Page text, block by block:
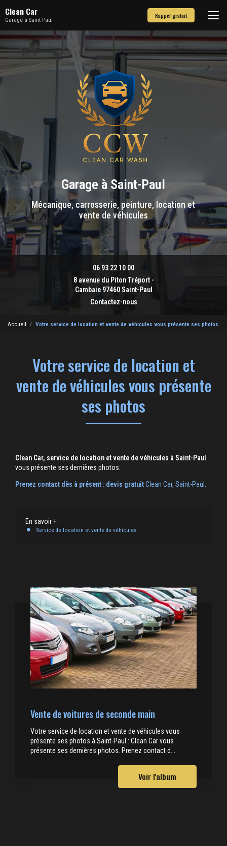
au
contenu
principal
Clean Car
Garage à Saint-Paul
Rappel gratuit
Garage à Saint-Paul
Mécanique, carrosserie, peinture, location et
vente de véhicules
06 93 22 10 00
8 avenue du Piton Tréport -
Cambaie 97460 Saint-Paul
Contactez-nous
Accueil Votre service de location et vente de véhicules vous présente ses photos
Votre service de location et
vente de véhicules vous présente
ses photos
Clean Car, service de location et vente de véhicules à Saint-Paul
vous présente ses dernières photos.
Prenez contact dès à présent : devis gratuitClean Car, Saint-Paul.
En savoir + :
Service de location et vente de véhicules
Vente de voitures de seconde main
Votre service de location et vente de véhicules vous
présente ses photos à Saint-Paul : Clean Car vous
présente ses dernières photos. Prenez contact d...
Voir l'album